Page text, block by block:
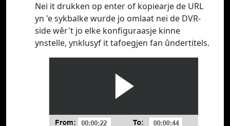
Nei it drukken op enter of kopiearje de URL
yn 'e sykbalke wurde jo omlaat nei de DVR-
side wêr't jo elke konfiguraasje kinne
ynstelle, ynklusyf it tafoegjen fan ûndertitels.